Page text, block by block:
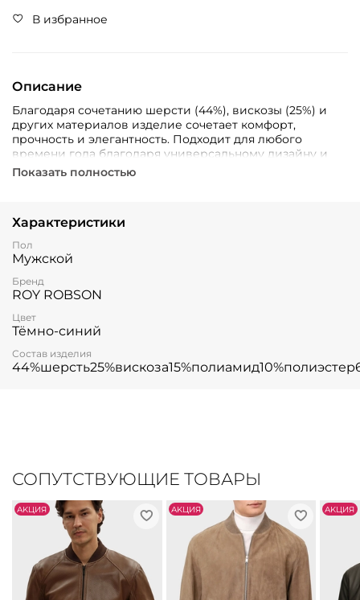
В избранное
Описание
Благодаря сочетанию шерсти (44%), вискозы (25%) и
других материалов изделие сочетает комфорт,
прочность и элегантность. Подходит для любого
времени года благодаря универсальному дизайну и
качественной ткани.
Показать полностью
Характеристики
Пол
Мужской
Бренд
ROY ROBSON
Цвет
Тёмно-синий
Состав изделия
СОПУТСТВУЮЩИЕ ТОВАРЫ
АKЦИЯ АKЦИЯ АKЦИЯ